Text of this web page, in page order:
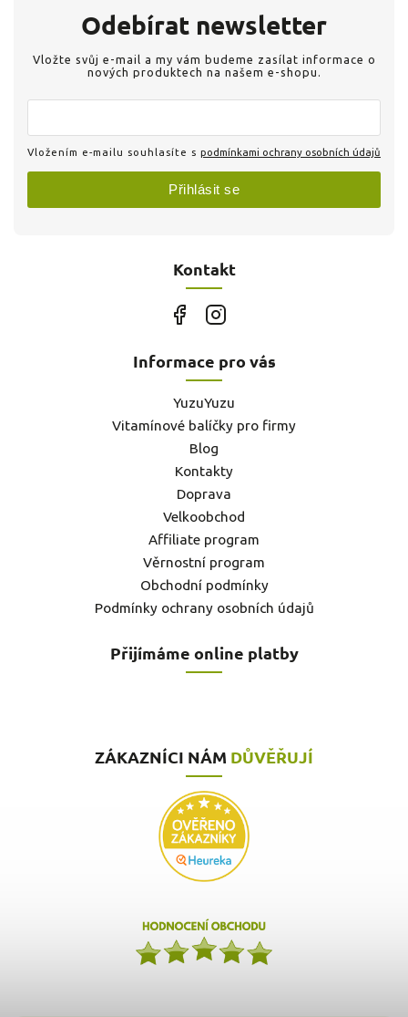
Kontakt
Odebírat newsletter
Vložte svůj e-mail a my vám budeme zasílat informace o
nových produktech na našem e-shopu.
Vložením e-mailu souhlasíte s podmínkami ochrany osobních údajů
Přihlásit se
Informace pro vás
YuzuYuzu
Vitamínové balíčky pro firmy
Blog
Kontakty
Doprava
Velkoobchod
Affiliate program
Věrnostní program
Obchodní podmínky
Podmínky ochrany osobních údajů
Přijímáme online platby
ZÁKAZNÍCI NÁM DŮVĚŘUJÍ